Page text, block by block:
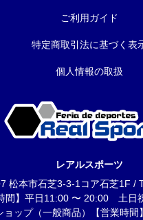
ご利用ガイド
特定商取引法に基づく表
個人情報の取扱
レアルスポーツ
松本市石芝3-3-1コア石芝1F /
間】平日11:00 〜 20:00 土日
ョップ（一般商品）【営業時